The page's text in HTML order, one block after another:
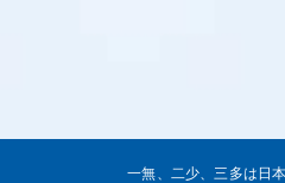
一無、二少、三多は日